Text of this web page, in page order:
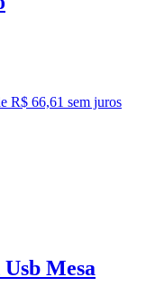
R$ 66,61 sem juros
Mesa